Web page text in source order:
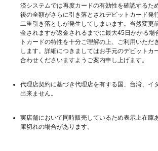
済システムでは再度カードの有効性を確認するた
後の全額がさらに引き落とされデビットカード発
二重引き落としが発生してしまいます。当然変更
金されますが返金されるまでに最大45日かかる場
トカードの特性を十分ご理解の上、ご利用いただ
します。詳細につきましてはお手元のデビットカ
合わせくださいますようご案内申し上げます。
代理店契約に基づき代理店を有する国、台湾、イ
出来ません。
実店舗において同時販売しているため表示上在庫
庫切れの場合があります。